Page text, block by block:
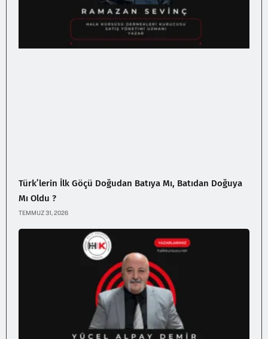
Türk’lerin İlk Göçü Doğudan Batıya Mı, Batıdan Doğuya
Mı Oldu ?
TEMMUZ 31, 2026